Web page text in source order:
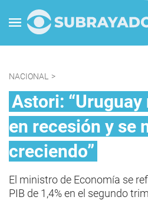
NACIONAL >
Astori:
en recesión y se
creciendo”
El ministro de Economía se
PIB de 1,4% en el segundo